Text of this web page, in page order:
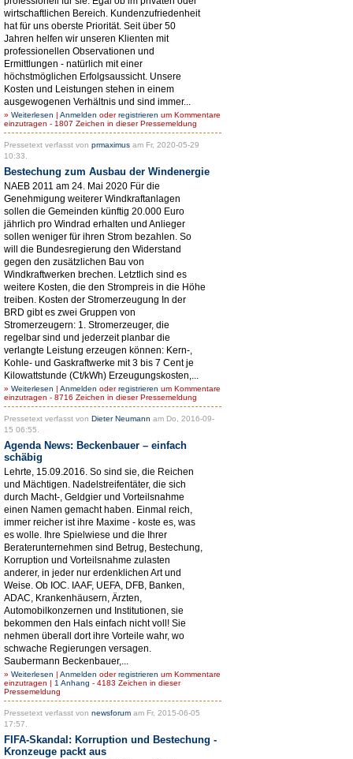
wirtschaftlichen Bereich. Kundenzufriedenheit
hat für uns oberste Priorität. Seit über 50
Jahren helfen wir unseren Klienten mit
professionellen Observationen und
Ermittlungen - natürlich mit einer
höchstmöglichen Erfolgsaussicht. Unsere
Kosten und Leistungen stehen in einem
ausgewogenen Verhältnis und sind immer...
» Weiterlesen | Anmelden oderregistrieren um Kommentare
einzutragen - 1807 Zeichen in dieser Pressemeldung
Pressetext verfasst von prmaximus am Fr, 2020-05-29
10:33.
Bestechung zum Ausbau der Windenergie
NAEB 2011 am 24. Mai 2020 Für die
Genehmigung weiterer Windkraftanlagen
sollen die Gemeinden künftig 20.000 Euro
jährlich pro Windrad erhalten und Anlieger
sollen weniger für ihren Strom bezahlen. So
will die Bundesregierung den Widerstand
gegen den zusätzlichen Bau von
Windkraftwerken brechen. Letztlich sind es
weitere Kosten, die den Strompreis in die Höhe
treiben. Kosten der Stromerzeugung In der
BRD gibt es zwei Gruppen von
Stromerzeugern: 1. Stromerzeuger, die
regelbar sind und jederzeit planbar die
verlangte Leistung erzeugen können: Kern-,
Kohle- und Gaskraftwerke mit 3 bis 7 Cent je
Kilowattstunde (Ct/kWh) Erzeugungskosten,...
» Weiterlesen | Anmelden oderregistrieren um Kommentare
einzutragen - 8716 Zeichen in dieser Pressemeldung
Pressetext verfasst von Dieter Neumann am Do, 2016-09-
15 06:55.
Agenda News: Beckenbauer – einfach
schäbig
Lehrte, 15.09.2016. So sind sie, die Reichen
und Mächtigen. Nadelstreifentäter, die sich
durch Macht-, Geldgier und Vorteilsnahme
einen Namen gemacht haben. Einmal reich,
immer reicher ist ihre Maxime - koste es, was
es wolle. Ihre Spielwiese und die Ihrer
Beraterunternehmen sind Betrug, Bestechung,
Korruption und Vorteilsnahme zulasten
anderer, in jeder nur erdenklichen Art und
Weise. Ob IOC. IAAF, UEFA, DFB, Banken,
ADAC, Krankenhäusern, Ärzten,
Automobilkonzernen und Institutionen, sie
bekommen den Hals einfach nicht voll! Sie
nehmen überall dort ihre Vorteile wahr, wo
schwache Regierungen versagen.
Saubermann Beckenbauer,...
» Weiterlesen | Anmelden oderregistrieren um Kommentare
einzutragen | 1 Anhang - 4183 Zeichen in dieser
Pressemeldung
Pressetext verfasst von newsforum am Fr, 2015-06-05
17:57.
FIFA-Skandal: Korruption und Bestechung -
Kronzeuge packt aus